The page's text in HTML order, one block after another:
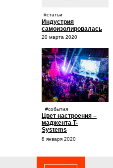
Индустрия
самоизолировалась
Цвет настроения –
маджента T-
Systems
#статьи
#события
20 марта 2020
8 января 2020